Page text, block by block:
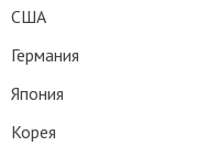
США
Германия
Япония
Корея